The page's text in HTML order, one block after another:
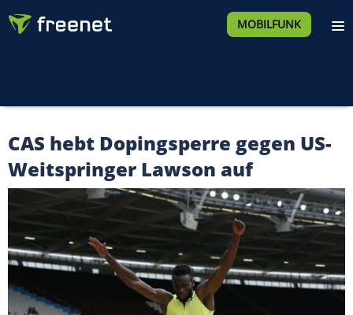
MOBILFUNK
CAS hebt Dopingsperre gegen US-
Weitspringer Lawson auf